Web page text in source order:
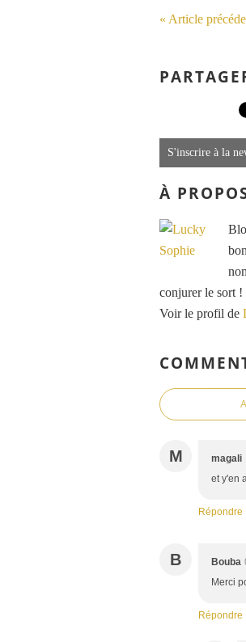
« Article
S'inscrire à la
À
conjurer le sort !
Voir le profil de
M magali
et y'en
Répondre
B Bouba
Merci
Répondre